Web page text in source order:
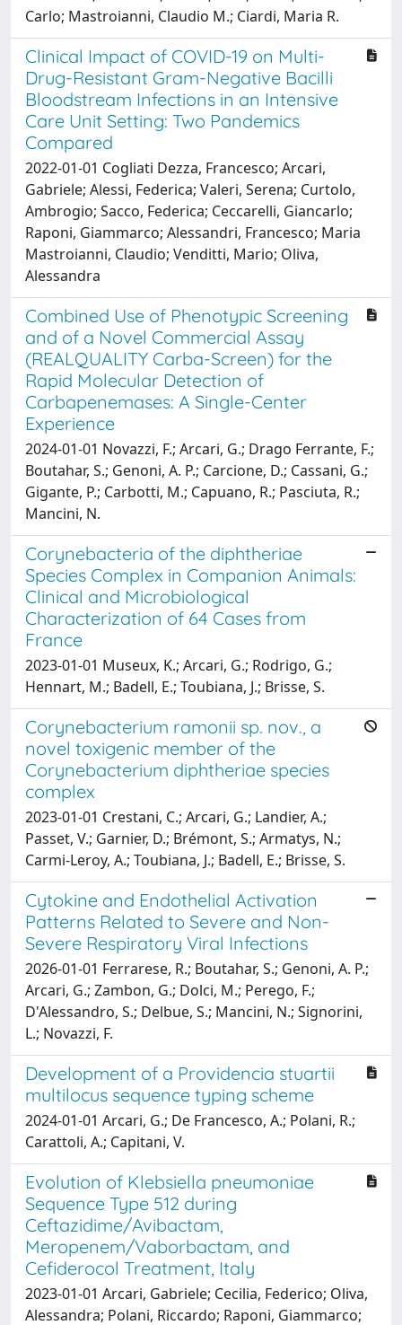
Carlo; Mastroianni, Claudio M.; Ciardi, Maria R.
Clinical Impact of COVID-19 on Multi-
Drug-Resistant Gram-Negative Bacilli
Bloodstream Infections in an Intensive
Care Unit Setting: Two Pandemics
Compared
2022-01-01 Cogliati Dezza, Francesco; Arcari,
Gabriele; Alessi, Federica; Valeri, Serena; Curtolo,
Ambrogio; Sacco, Federica; Ceccarelli, Giancarlo;
Raponi, Giammarco; Alessandri, Francesco; Maria
Mastroianni, Claudio; Venditti, Mario; Oliva,
Alessandra
Combined Use of Phenotypic Screening
and of a Novel Commercial Assay
(REALQUALITY Carba-Screen) for the
Rapid Molecular Detection of
Carbapenemases: A Single-Center
Experience
2024-01-01 Novazzi, F.; Arcari, G.; Drago Ferrante, F.;
Boutahar, S.; Genoni, A. P.; Carcione, D.; Cassani, G.;
Gigante, P.; Carbotti, M.; Capuano, R.; Pasciuta, R.;
Mancini, N.
Corynebacteria of the diphtheriae
Species Complex in Companion Animals:
Clinical and Microbiological
Characterization of 64 Cases from
France
2023-01-01 Museux, K.; Arcari, G.; Rodrigo, G.;
Hennart, M.; Badell, E.; Toubiana, J.; Brisse, S.
Corynebacterium ramonii sp. nov., a
novel toxigenic member of the
Corynebacterium diphtheriae species
complex
2023-01-01 Crestani, C.; Arcari, G.; Landier, A.;
Passet, V.; Garnier, D.; Brémont, S.; Armatys, N.;
Carmi-Leroy, A.; Toubiana, J.; Badell, E.; Brisse, S.
Cytokine and Endothelial Activation
Patterns Related to Severe and Non-
Severe Respiratory Viral Infections
2026-01-01 Ferrarese, R.; Boutahar, S.; Genoni, A. P.;
Arcari, G.; Zambon, G.; Dolci, M.; Perego, F.;
D'Alessandro, S.; Delbue, S.; Mancini, N.; Signorini,
L.; Novazzi, F.
Development of a Providencia stuartii
multilocus sequence typing scheme
2024-01-01 Arcari, G.; De Francesco, A.; Polani, R.;
Carattoli, A.; Capitani, V.
Evolution of Klebsiella pneumoniae
Sequence Type 512 during
Ceftazidime/Avibactam,
Meropenem/Vaborbactam, and
Cefiderocol Treatment, Italy
2023-01-01 Arcari, Gabriele; Cecilia, Federico; Oliva,
Alessandra; Polani, Riccardo; Raponi, Giammarco;